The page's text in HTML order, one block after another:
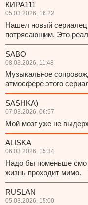
КИРА111
05.03.2026, 16:22
Нашел новый
потрясающим. Это
SABO
08.03.2026, 11:48
Музыкальное
атмосфере этого
SASHKA)
07.03.2026, 06:57
Мой мозг уже не
ALISKA
06.03.2026, 15:34
Надо бы поменьше
жизнь проходит мимо.
RUSLAN
05.03.2026, 15:00